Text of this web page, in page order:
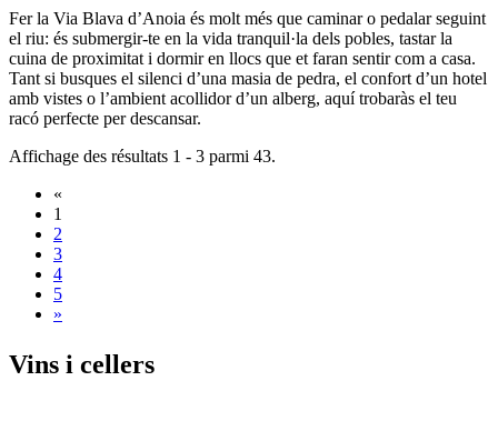
Fer la Via Blava d’Anoia és molt més que caminar o pedalar seguint
el riu: és submergir-te en la vida tranquil·la dels pobles, tastar la
cuina de proximitat i dormir en llocs que et faran sentir com a casa.
Tant si busques el silenci d’una masia de pedra, el confort d’un hotel
amb vistes o l’ambient acollidor d’un alberg, aquí trobaràs el teu
racó perfecte per descansar.
Affichage des résultats 1 - 3 parmi 43.
«
1
2
3
4
5
»
Vins i cellers